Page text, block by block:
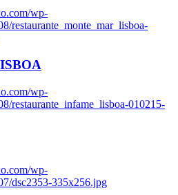
wp-
restaurante_monte_mar_lisboa-
wp-
restaurante_infame_lisboa-010215-
wp-
dsc2353-335x256.jpg